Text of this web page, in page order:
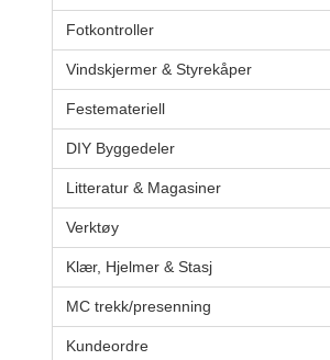
Fotkontroller
Vindskjermer & Styrekåper
Festemateriell
DIY Byggedeler
Litteratur & Magasiner
Verktøy
Klær, Hjelmer & Stasj
MC trekk/presenning
Kundeordre